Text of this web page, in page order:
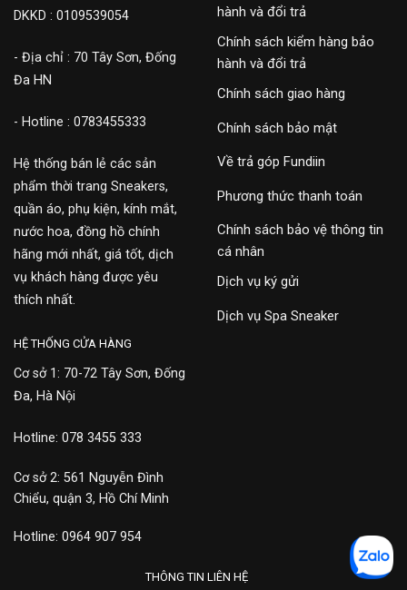
DKKD : 0109539054
- Địa chỉ : 70 Tây Sơn, Đống
Đa HN
- Hotline : 0783455333
Hệ thống bán lẻ các sản
phẩm thời trang Sneakers,
quần áo, phụ kiện, kính mắt,
nước hoa, đồng hồ chính
hãng mới nhất, giá tốt, dịch
vụ khách hàng được yêu
thích nhất.
hành và đổi trả
Chính sách kiểm hàng bảo
hành và đổi trả
Chính sách giao hàng
Chính sách bảo mật
Về trả góp Fundiin
Phương thức thanh toán
Chính sách bảo vệ thông tin
cá nhân
Dịch vụ ký gửi
Dịch vụ Spa Sneaker
HỆ THỐNG CỬA HÀNG
Cơ sở 1: 70-72 Tây Sơn, Đống
Đa, Hà Nội
Hotline: 078 3455 333
Cơ sở 2: 561 Nguyễn Đình
Chiểu, quận 3, Hồ Chí Minh
Hotline: 0964 907 954
THÔNG TIN LIÊN HỆ